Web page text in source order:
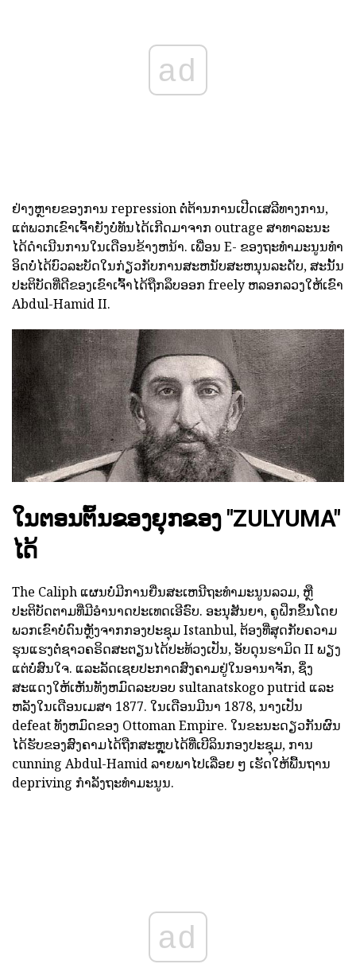
ad
ຢ່າງຫຼາຍຂອງການ repression ຕໍ່ຕ້ານການເປີດເສລີທາງການ,
ແຕ່ພວກເຂົາເຈົ້າຍັງບໍ່ທັນໄດ້ເກີດມາຈາກ outrage ສາທາລະນະ
ໄດ້ດໍາເນີນການໃນເດືອນຂ້າງຫນ້າ. ເພື່ອນ E- ຂອງຖະທໍາມະນູນທໍາ
ອິດບໍ່ໄດ້ບົວລະບັດໃນກ່ຽວກັບການສະຫນັບສະຫນຸນລະດັບ, ສະນັ້ນ
ປະຕິບັດທີ່ດີຂອງເຂົາເຈົ້າໄດ້ຖືກລຶບອອກ freely ຫລອກລວງໃຫ້ເຂົາ
Abdul-Hamid II.
ໃນຕອນຕົ້ນຂອງຍຸກຂອງ "ZULYUMA"
ໄດ້
The Caliph ແຜນບໍ່ມີການຍື່ນສະເຫນີຖະທໍາມະນູນລວມ, ຫຼື
ປະຕິບັດຕາມທີ່ມີອໍານາດປະເທດເອີຣົບ. ອະນຸສັນຍາ, ຄູຝຶກຂຶ້ນໂດຍ
ພວກເຂົາບໍ່ດົນຫຼັງຈາກກອງປະຊຸມ Istanbul, ຕ້ອງທີ່ສຸດກັບຄວາມ
ຮຸນແຮງຕໍ່ຊາວຄຣິດສະຕຽນໄດ້ປະທ້ວງເປັນ, ອັບດຸນຮາມິດ II ພຽງ
ແຕ່ບໍ່ສົນໃຈ. ແລະລັດເຊຍປະກາດສົງຄາມຢູ່ໃນອານາຈັກ, ຊຶ່ງ
ສະແດງໃຫ້ເຫັນທັງຫມົດລະບອບ sultanatskogo putrid ແລະ
ຫລັງໃນເດືອນເມສາ 1877. ໃນເດືອນມີນາ 1878, ນາງເປັນ
defeat ທັງຫມົດຂອງ Ottoman Empire. ໃນຂະນະດຽວກັນຜົນ
ໄດ້ຮັບຂອງສົງຄາມໄດ້ຖືກສະຫຼຸບໄດ້ທີ່ເບີລິນກອງປະຊຸມ, ການ
cunning Abdul-Hamid ລາຍພາໄປເລື່ອຍ ໆ ເຮັດໃຫ້ພື້ນຖານ
depriving ກໍາລັງຖະທໍາມະນູນ.
ad